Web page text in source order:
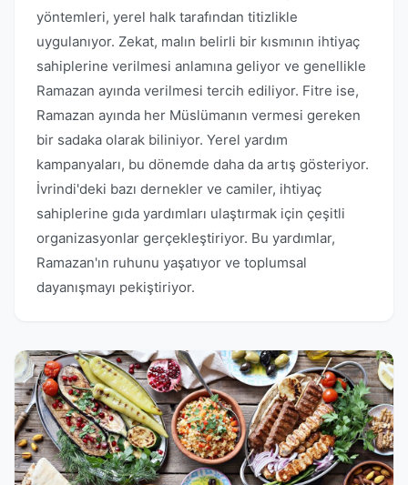
yöntemleri, yerel halk tarafından titizlikle
uygulanıyor. Zekat, malın belirli bir kısmının ihtiyaç
sahiplerine verilmesi anlamına geliyor ve genellikle
Ramazan ayında verilmesi tercih ediliyor. Fitre ise,
Ramazan ayında her Müslümanın vermesi gereken
bir sadaka olarak biliniyor. Yerel yardım
kampanyaları, bu dönemde daha da artış gösteriyor.
İvrindi'deki bazı dernekler ve camiler, ihtiyaç
sahiplerine gıda yardımları ulaştırmak için çeşitli
organizasyonlar gerçekleştiriyor. Bu yardımlar,
Ramazan'ın ruhunu yaşatıyor ve toplumsal
dayanışmayı pekiştiriyor.